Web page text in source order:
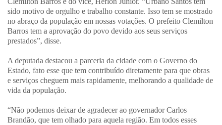
sido motivo de orgulho e trabalho constante. Isso tem se mostrado
no abraço da população em nossas votações. O prefeito Clemilton
Barros tem a aprovação do povo devido aos seus serviços
prestados”, disse.
A deputada destacou a parceria da cidade com o Governo do
Estado, fato esse que tem contribuído diretamente para que obras
e serviços cheguem mais rapidamente, melhorando a qualidade de
vida da população.
“Não podemos deixar de agradecer ao governador Carlos
Brandão, que tem olhado para aquela região. Em todos esses